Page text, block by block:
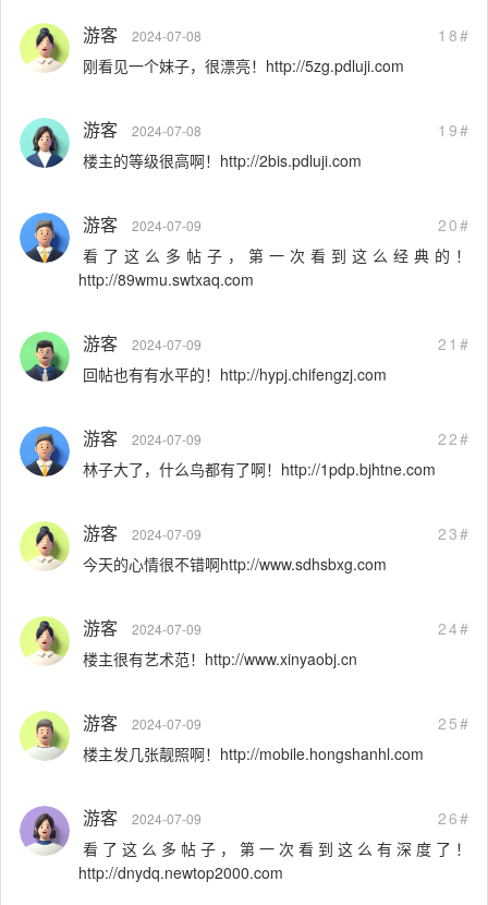
游客 2024-07-08
18#
刚看见一个妹子，很漂亮！http://5zg.pdluji.com
游客 2024-07-08
19#
楼主的等级很高啊！http://2bis.pdluji.com
游客 2024-07-09
20#
看了这么多帖子，第一次看到这么经典的！
http://89wmu.swtxaq.com
游客 2024-07-09
21#
回帖也有有水平的！http://hypj.chifengzj.com
游客 2024-07-09
22#
林子大了，什么鸟都有了啊！http://1pdp.bjhtne.com
游客 2024-07-09
23#
今天的心情很不错啊http://www.sdhsbxg.com
游客 2024-07-09
24#
楼主很有艺术范！http://www.xinyaobj.cn
游客 2024-07-09
25#
楼主发几张靓照啊！http://mobile.hongshanhl.com
游客 2024-07-09
26#
看了这么多帖子，第一次看到这么有深度了！
http://dnydq.newtop2000.com